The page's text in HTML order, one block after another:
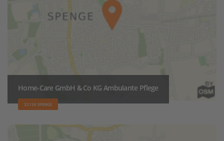
Home-Care GmbH & Co KG Ambulante Pflege
32139 SPENGE